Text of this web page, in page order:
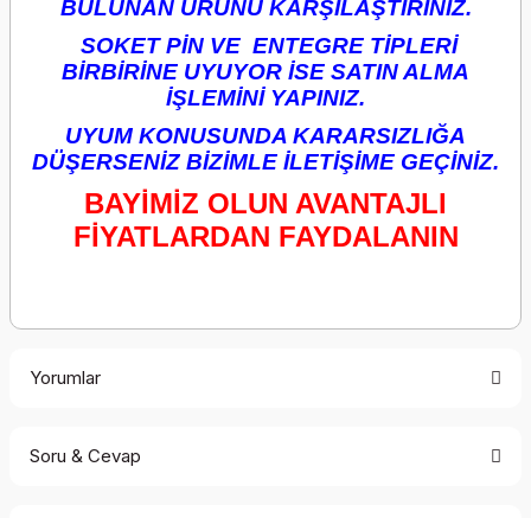
BULUNAN ÜRÜNÜ KARŞILAŞTIRINIZ.
SOKET PİN VE ENTEGRE TİPLERİ
BİRBİRİNE UYUYOR İSE SATIN ALMA
İŞLEMİNİ YAPINIZ.
UYUM KONUSUNDA KARARSIZLIĞA
DÜŞERSENİZ BİZİMLE İLETİŞİME GEÇİNİZ.
BAYİMİZ OLUN AVANTAJLI
FİYATLARDAN FAYDALANIN
Yorumlar
Soru & Cevap